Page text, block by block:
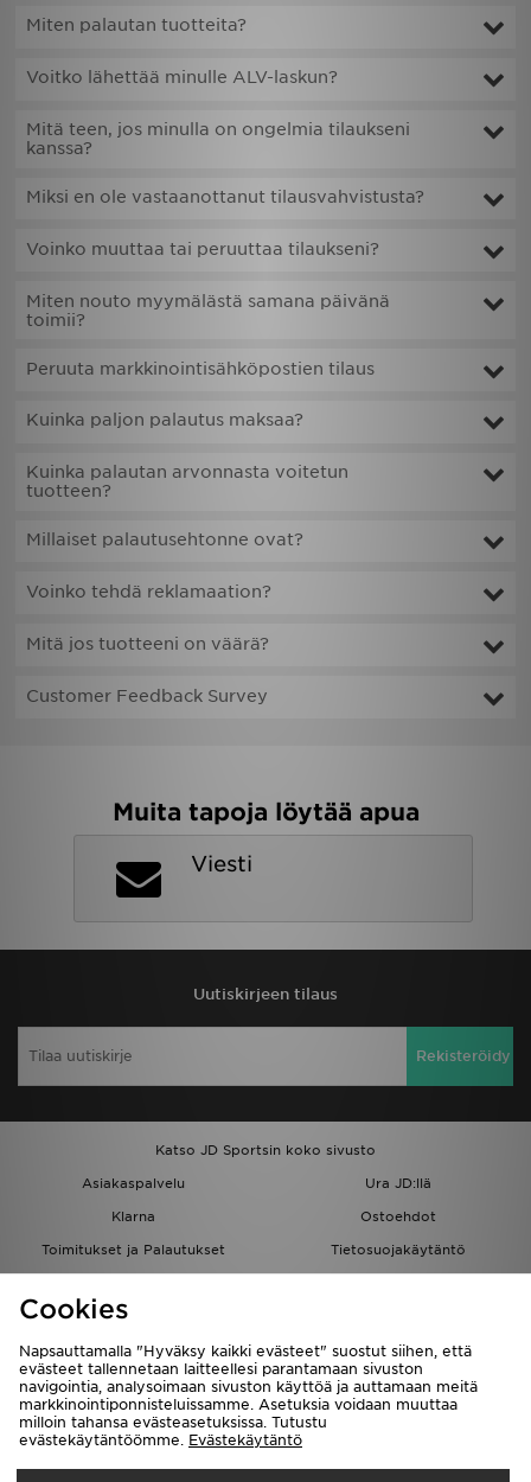
Miten palautan tuotteita?
Voitko lähettää minulle ALV-laskun?
Mitä teen, jos minulla on ongelmia tilaukseni
kanssa?
Miksi en ole vastaanottanut tilausvahvistusta?
Voinko muuttaa tai peruuttaa tilaukseni?
Miten nouto myymälästä samana päivänä
toimii?
Peruuta markkinointisähköpostien tilaus
Kuinka paljon palautus maksaa?
Kuinka palautan arvonnasta voitetun
tuotteen?
Millaiset palautusehtonne ovat?
Voinko tehdä reklamaation?
Mitä jos tuotteeni on väärä?
Customer Feedback Survey
Muita tapoja löytää apua
Viesti
Uutiskirjeen tilaus
Rekisteröidy
Katso JD Sportsin koko sivusto
Asiakaspalvelu
Ura JD:llä
Klarna
Ostoehdot
Toimitukset ja Palautukset
Tietosuojakäytäntö
Löydä myymälä
Kumppanuusohjelma
JD Blog
Toimitetaan
Cookies
Napsauttamalla "Hyväksy kaikki evästeet" suostut siihen, että
evästeet tallennetaan laitteellesi parantamaan sivuston
navigointia, analysoimaan sivuston käyttöä ja auttamaan meitä
markkinointiponnisteluissamme. Asetuksia voidaan muuttaa
milloin tahansa evästeasetuksissa. Tutustu
evästekäytäntöömme. Evästekäytäntö